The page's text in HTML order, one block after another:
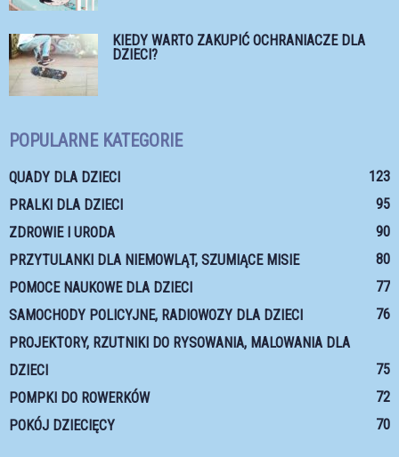
KIEDY WARTO ZAKUPIĆ OCHRANIACZE DLA
DZIECI?
POPULARNE KATEGORIE
QUADY DLA DZIECI
123
PRALKI DLA DZIECI
95
ZDROWIE I URODA
90
PRZYTULANKI DLA NIEMOWLĄT, SZUMIĄCE MISIE
80
POMOCE NAUKOWE DLA DZIECI
77
SAMOCHODY POLICYJNE, RADIOWOZY DLA DZIECI
76
PROJEKTORY, RZUTNIKI DO RYSOWANIA, MALOWANIA DLA
DZIECI
75
POMPKI DO ROWERKÓW
72
POKÓJ DZIECIĘCY
70